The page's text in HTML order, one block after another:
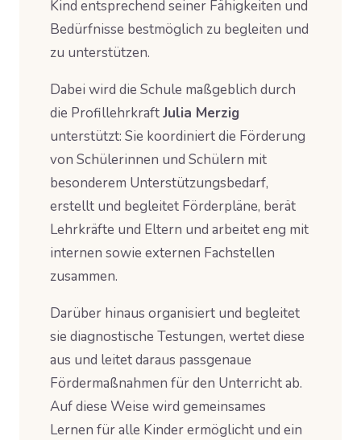
Kind entsprechend seiner Fähigkeiten und
Bedürfnisse bestmöglich zu begleiten und
zu unterstützen.
Dabei wird die Schule maßgeblich durch
die ProfillehrkraftJulia Merzig
unterstützt: Sie koordiniert die Förderung
von Schülerinnen und Schülern mit
besonderem Unterstützungsbedarf,
erstellt und begleitet Förderpläne, berät
Lehrkräfte und Eltern und arbeitet eng mit
internen sowie externen Fachstellen
zusammen.
Darüber hinaus organisiert und begleitet
sie diagnostische Testungen, wertet diese
aus und leitet daraus passgenaue
Fördermaßnahmen für den Unterricht ab.
Auf diese Weise wird gemeinsames
Lernen für alle Kinder ermöglicht und ein